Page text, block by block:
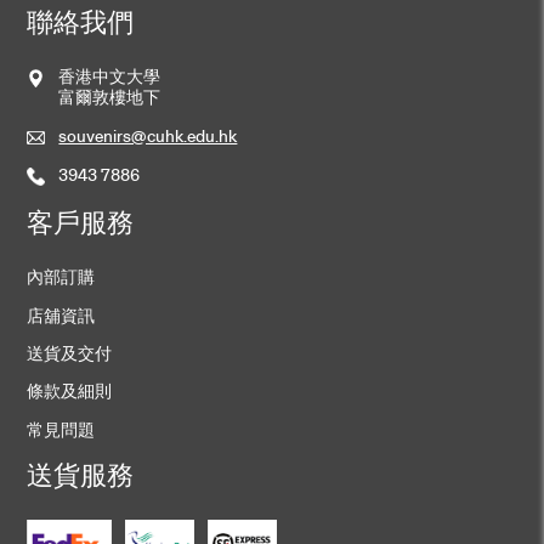
聯絡我們
香港中文大學
富爾敦樓地下
souvenirs@cuhk.edu.hk
3943 7886
客戶服務
內部訂購
店舖資訊
送貨及交付
條款及細則
常見問題
送貨服務